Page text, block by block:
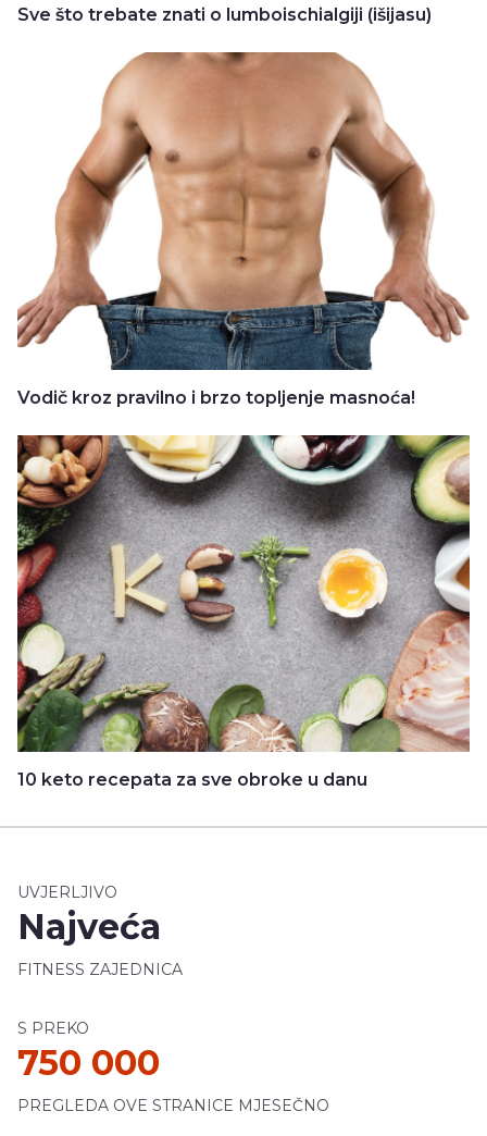
Sve što trebate znati o lumboischialgiji (išijasu)
Vodič kroz pravilno i brzo topljenje masnoća!
10 keto recepata za sve obroke u danu
UVJERLJIVO
Najveća
FITNESS ZAJEDNICA
S PREKO
750 000
PREGLEDA OVE STRANICE MJESEČNO